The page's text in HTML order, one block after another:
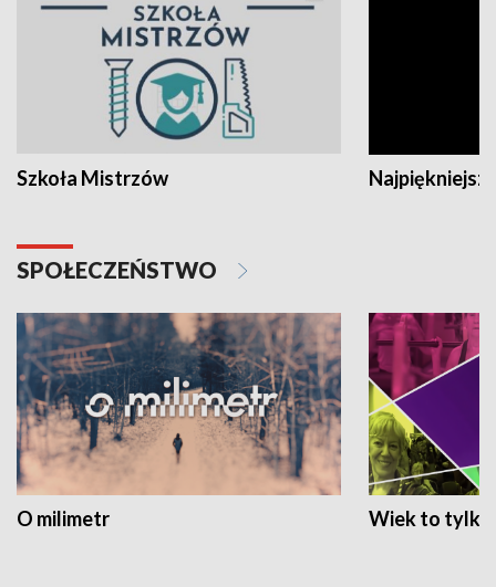
Szkoła Mistrzów
SPOŁECZEŃSTWO
O milimetr Wiek to tylko